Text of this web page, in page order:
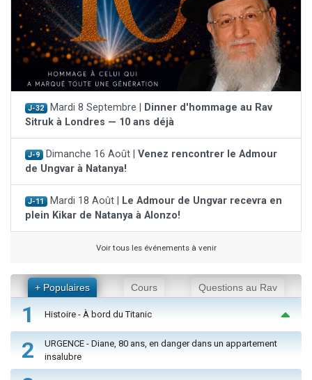
J-32 Mardi 8 Septembre |
Dinner d'hommage au Rav
Sitruk à Londres — 10 ans déjà
J-9 Dimanche 16 Août | Venez rencontrer le Admour
de Ungvar à Natanya!
J-11 Mardi 18 Août |
Le Admour de Ungvar recevra en
plein Kikar de Natanya à Alonzo!
Voir tous les événements à venir
+ Populaires Cours Questions au Rav
1 Histoire - À bord du Titanic
2
URGENCE - Diane, 80 ans, en danger dans un appartement
insalubre